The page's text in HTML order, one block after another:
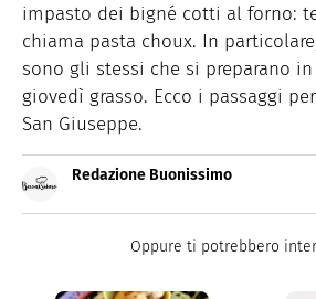
impasto dei bigné cotti al forno:
chiama pasta choux. In
sono gli stessi che si preparano
giovedì grasso. Ecco i passaggi
San Giuseppe.
Redazione Buonissimo
quale trovi idee veloci, facili e
Oppure ti potrebbero